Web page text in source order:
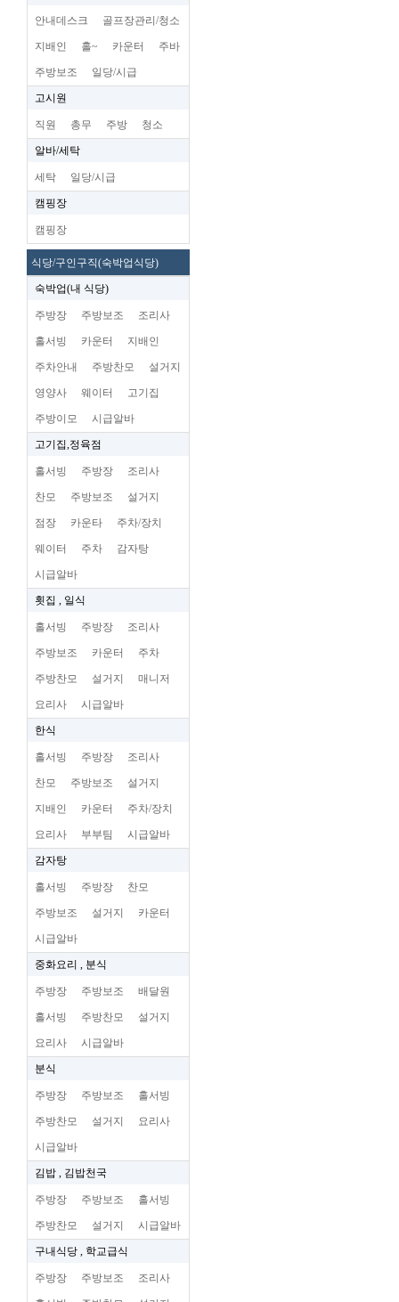
안내데스크 골프장관리/청소
지배인 홀~ 카운터 주바
주방보조 일당/시급
고시원
직원 총무 주방 청소
알바/세탁
세탁 일당/시급
캠핑장
캠핑장
식당/구인구직(숙박업식당)
숙박업(내 식당)
주방장 주방보조 조리사
홀서빙 카운터 지배인
주차안내 주방찬모 설거지
영양사 웨이터 고기집
주방이모 시급알바
고기집,정육점
홀서빙 주방장 조리사
찬모 주방보조 설거지
점장 카운타 주차/장치
웨이터 주차 감자탕
시급알바
횟집 , 일식
홀서빙 주방장 조리사
주방보조 카운터 주차
주방찬모 설거지 매니저
요리사 시급알바
한식
홀서빙 주방장 조리사
찬모 주방보조 설거지
지배인 카운터 주차/장치
요리사 부부팀 시급알바
감자탕
홀서빙 주방장 찬모
주방보조 설거지 카운터
시급알바
중화요리 , 분식
주방장 주방보조 배달원
홀서빙 주방찬모 설거지
요리사 시급알바
분식
주방장 주방보조 홀서빙
주방찬모 설거지 요리사
시급알바
김밥 , 김밥천국
주방장 주방보조 홀서빙
주방찬모 설거지 시급알바
구내식당 , 학교급식
주방장 주방보조 조리사